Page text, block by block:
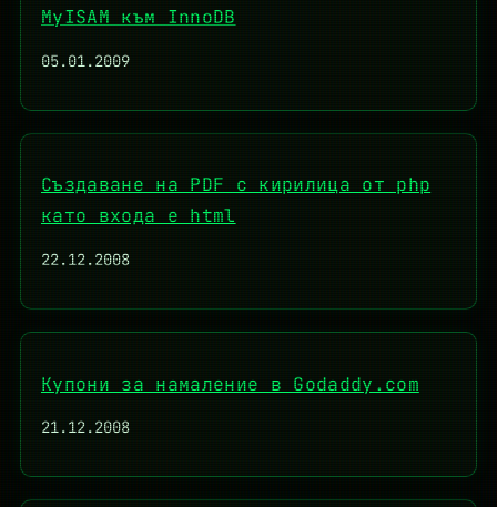
MyISAM към InnoDB
05.01.2009
Създаване на PDF с кирилица от php
като входа е html
22.12.2008
Купони за намаление в Godaddy.com
21.12.2008